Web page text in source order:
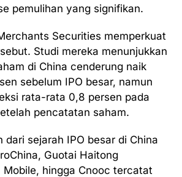
pemulihan yang signifikan.
Securities memperkuat
Studi mereka menunjukkan
di China cenderung naik
sebelum IPO besar, namun
rata-rata 0,8 persen pada
pencatatan saham.
dari sejarah IPO besar di China
Guotai Haitong
Mobile, hingga Cnooc tercatat